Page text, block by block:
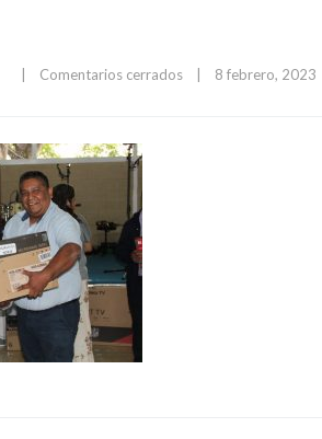
Comentarios cerrados 8 febrero, 2023